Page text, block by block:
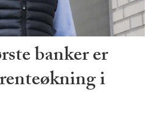
banker er
i